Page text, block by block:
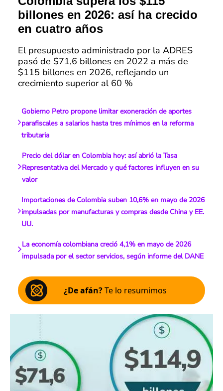
billones en 2026: así ha crecido
en cuatro años
El presupuesto administrado por la ADRES
pasó de $71,6 billones en 2022 a más de
$115 billones en 2026, reflejando un
crecimiento superior al 60 %
Gobierno Petro propone limitar exoneración de aportes
parafiscales a salarios hasta tres mínimos en la reforma
tributaria
Precio del dólar en Colombia hoy: así abrió la Tasa
Representativa del Mercado y qué factores influyen en su
valor
Importaciones de Colombia suben 10,6% en mayo de 2026
impulsadas por manufacturas y compras desde China y EE.
UU.
La economía colombiana creció 4,1% en mayo de 2026
impulsada por el sector servicios, según informe del DANE
¿De afán?Te lo resumimos